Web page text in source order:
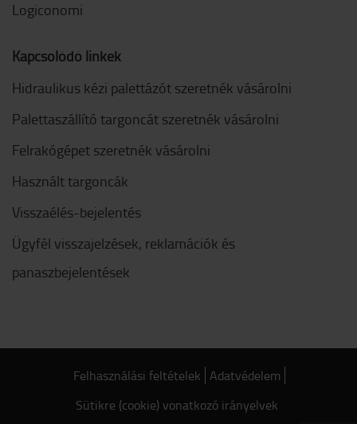
Logiconomi
Kapcsolódó linkek
Hidraulikus kézi palettázót szeretnék vásárolni
Palettaszállító targoncát szeretnék vásárolni
Felrakógépet szeretnék vásárolni
Használt targoncák
Visszaélés-bejelentés
Ügyfél visszajelzések, reklamációk és
panaszbejelentések
Felhasználási feltételek Adatvédelem
Sütikre (cookie) vonatkozó irányelvek